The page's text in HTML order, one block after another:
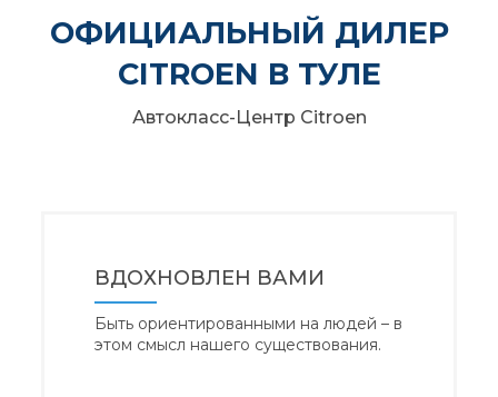
ОФИЦИАЛЬНЫЙ ДИЛЕР
CITROEN В ТУЛЕ
Автокласс-Центр Citroen
ВДОХНОВЛЕН ВАМИ
Быть ориентированными на людей – в
этом смысл нашего существования.